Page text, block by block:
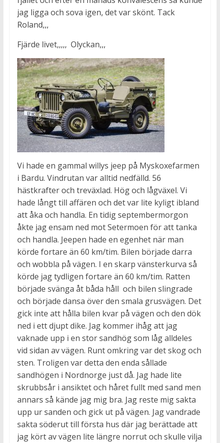
jag ligga och sova igen, det var skönt. Tack
Roland,,,
Fjärde livet,,,,, Olyckan,,,
Vi hade en gammal willys jeep på Myskoxefarmen
i Bardu. Vindrutan var alltid nedfälld. 56
hästkrafter och treväxlad. Hög och lågväxel. Vi
hade långt till affären och det var lite kyligt ibland
att åka och handla. En tidig septembermorgon
åkte jag ensam ned mot Setermoen för att tanka
och handla. Jeepen hade en egenhet när man
körde fortare än 60 km/tim. Bilen började darra
och wobbla på vägen. I en skarp vänsterkurva så
körde jag tydligen fortare än 60 km/tim. Ratten
började svänga åt båda håll och bilen slingrade
och började dansa över den smala grusvägen. Det
gick inte att hålla bilen kvar på vägen och den dök
ned i ett djupt dike. Jag kommer ihåg att jag
vaknade upp i en stor sandhög som låg alldeles
vid sidan av vägen. Runt omkring var det skog och
sten. Troligen var detta den enda sållade
sandhögen i Nordnorge just då. Jag hade lite
skrubbsår i ansiktet och håret fullt med sand men
annars så kände jag mig bra. Jag reste mig sakta
upp ur sanden och gick ut på vägen. Jag vandrade
sakta söderut till första hus där jag berättade att
jag kört av vägen lite längre norrut och skulle vilja